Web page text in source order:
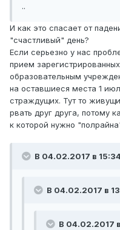
..
И как это спасает от
"счастливый" день?
Если серьезно у нас
прием
образовательным
на оставшиеся места 1
страждущих. Тут то
рвать друг друга, потому
к которой нужно
В 04.02.2017 в
В 04.02.2017 в
В 04.02.2017